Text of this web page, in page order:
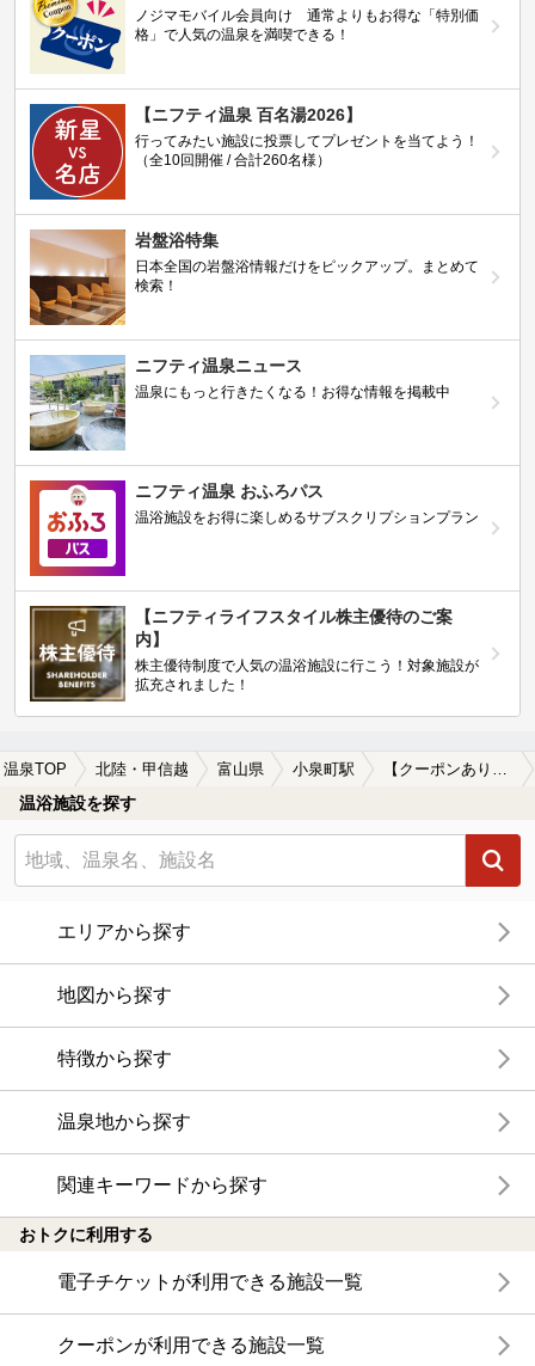
ノジマモバイル会員向け 通常よりもお得な「特別価
格」で人気の温泉を満喫できる！
【ニフティ温泉 百名湯2026】
行ってみたい施設に投票してプレゼントを当てよう！
（全10回開催 / 合計260名様）
岩盤浴特集
日本全国の岩盤浴情報だけをピックアップ。まとめて
検索！
ニフティ温泉ニュース
温泉にもっと行きたくなる！お得な情報を掲載中
ニフティ温泉 おふろパス
温浴施設をお得に楽しめるサブスクリプションプラン
【ニフティライフスタイル株主優待のご案
内】
株主優待制度で人気の温浴施設に行こう！対象施設が
拡充されました！
温泉TOP 北陸・甲信越 富山県 小泉町駅 【クーポンあり】小泉町駅近くのサウナ施設おすすめ(2026年版)
温浴施設を探す
エリアから探す
地図から探す
特徴から探す
温泉地から探す
関連キーワードから探す
おトクに利用する
電子チケットが利用できる施設一覧
クーポンが利用できる施設一覧